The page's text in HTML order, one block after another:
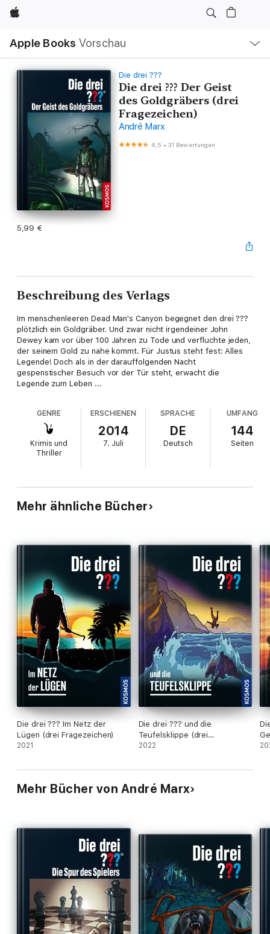
Apple
Apple Books Vorschau
Navigation
Menü
öffnen
Die drei ???
Die drei ??? Der Geist
des Goldgräbers (drei
Fragezeichen)
André Marx
4,5 •31 Bewertungen
5,99 €
Beschreibung des Verlags
Im menschenleeren Dead Man's Canyon begegnet den drei ???
plötzlich ein Goldgräber. Und zwar nicht irgendeiner John
Dewey kam vor über 100 Jahren zu Tode und verfluchte jeden,
der seinem Gold zu nahe kommt. Für Justus steht fest: Alles
Legende! Doch als in der darauffolgenden Nacht
gespenstischer Besuch vor der Tür steht, erwacht die
Legende zum Leben ...
GENRE
Krimis und
Thriller
ERSCHIENEN
2014
7. Juli
SPRACHE
DE
Deutsch
UMFANG
144
Seiten
Mehr ähnliche Bücher
Die drei ??? Im Netz der
Lügen (drei Fragezeichen)
2021
Die drei ??? und die
Teufelsklippe (drei
Fragezeichen)
2022
Mehr Bücher von André Marx